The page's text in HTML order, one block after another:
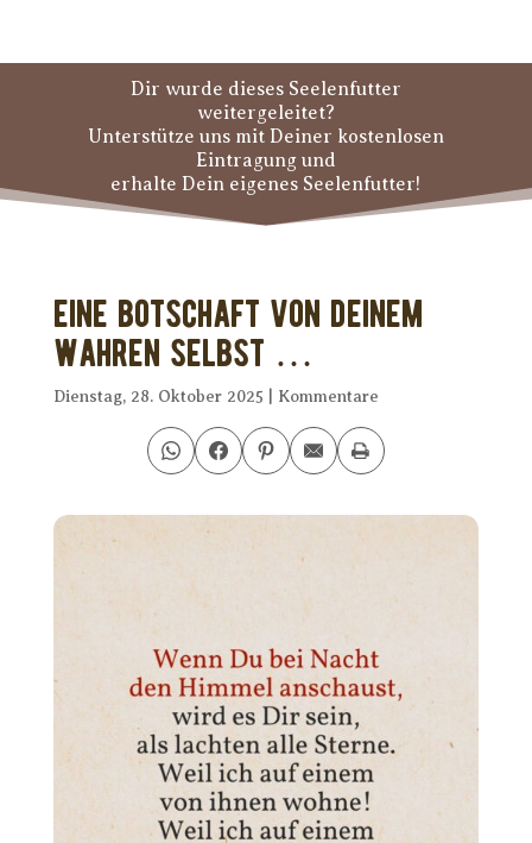
Dir wurde dieses Seelenfutter
weitergeleitet?
Unterstütze uns mit Deiner kostenlosen
Eintragung und
erhalte Dein eigenes Seelenfutter!
Eine Botschaft von Deinem
wahren Selbst …
Dienstag, 28. Oktober 2025 Kommentare